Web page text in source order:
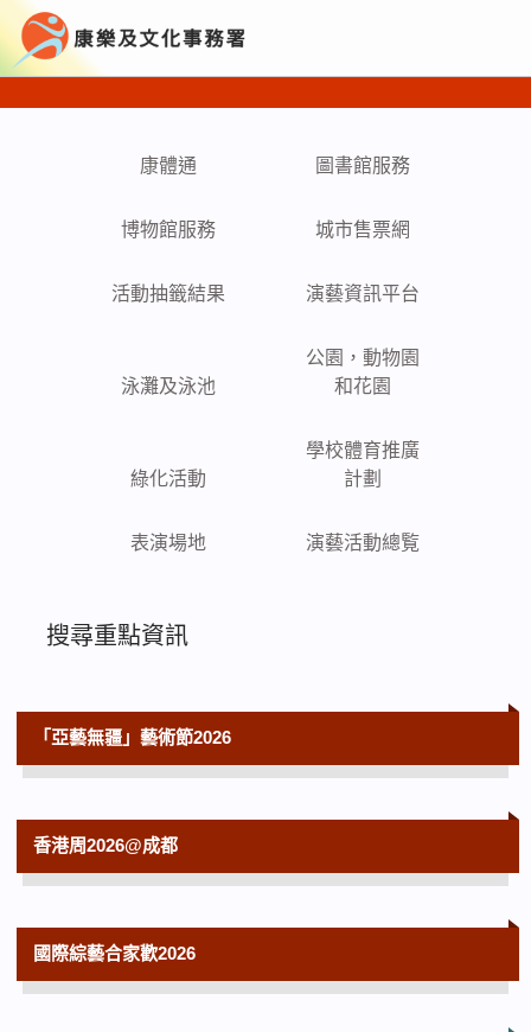
康樂及文化事務署
康體通 圖書館服務
博物館服務 城市售票網
活動抽籤結果 演藝資訊平台
泳灘及泳池
公園，動物園
和花園
綠化活動
學校體育推廣
計劃
表演場地
搜尋重點資訊
「亞藝無疆」藝術節2026
香港周2026@成都